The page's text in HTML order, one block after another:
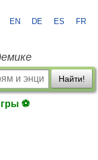
EN DE ES FR
Найти!
⚽